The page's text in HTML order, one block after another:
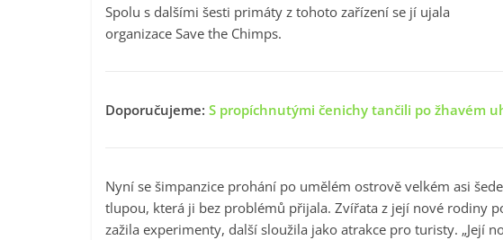
Spolu s dalšími šesti primáty z tohoto zařízení se jí ujala
organizace Save the Chimps.
Doporučujeme: S propíchnutými čenichy tančili po žhavém
Nyní se šimpanzice prohání po umělém ostrově velkém asi
tlupou, která ji bez problémů přijala. Zvířata z její nové rodiny
zažila experimenty, další sloužila jako atrakce pro turisty. „Její